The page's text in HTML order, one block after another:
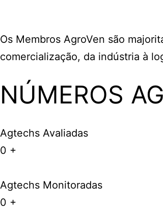
Os Membros AgroVen são
comercialização, da indústria à
NÚMEROS
Agtechs Avaliadas
0 +
Agtechs Monitoradas
0 +